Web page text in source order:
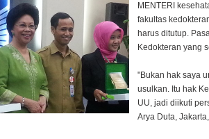
MENTERI
fakultas
harus ditutup.
Kedokteran yang
"Bukan hak saya
usulkan. Itu hak
UU, jadi diikuti
Arya Duta,